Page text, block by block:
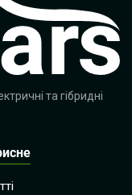
та гібридні